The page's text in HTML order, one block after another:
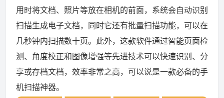
值得一看
资源资讯
用时将文档、照片等放在相机的前面，系统会自动识别
扫描生成电子文档，同时它还有批量扫描功能，可以在
几秒钟内扫描数十页。此外，这款软件通过智能页面检
测、角度校正和图像增强等先进技术可以快速识别、分
享或存档文档，效率非常之高，可以说是一款必备的手
机扫描神器。